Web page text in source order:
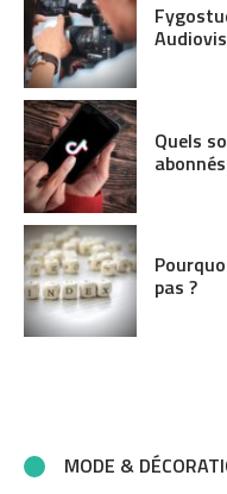
Quels
pas ?
MODE &